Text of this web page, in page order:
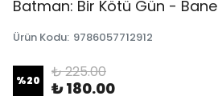
Batman: Bir Kötü Gün - Bane
Ürün Kodu: 9786057712912
%20 ₺ 225.00
₺ 180.00